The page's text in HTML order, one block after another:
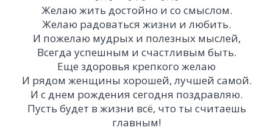
Желаю жить достойно и со смыслом.
Желаю радоваться жизни и любить.
И пожелаю мудрых и полезных мыслей,
Всегда успешным и счастливым быть.
Еще здоровья крепкого желаю
И рядом женщины хорошей, лучшей самой.
И с днем рождения сегодня поздравляю.
Пусть будет в жизни всё, что ты считаешь
главным!